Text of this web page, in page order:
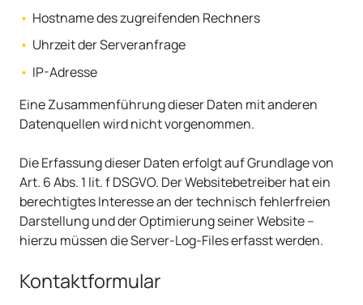
Hostname des zugreifenden Rechners
Uhrzeit der Serveranfrage
IP-Adresse
Eine Zusammenführung dieser Daten mit anderen
Datenquellen wird nicht vorgenommen.
Die Erfassung dieser Daten erfolgt auf Grundlage von
Art. 6 Abs. 1 lit. f DSGVO. Der Websitebetreiber hat ein
berechtigtes Interesse an der technisch fehlerfreien
Darstellung und der Optimierung seiner Website –
hierzu müssen die Server-Log-Files erfasst werden.
Kontaktformular